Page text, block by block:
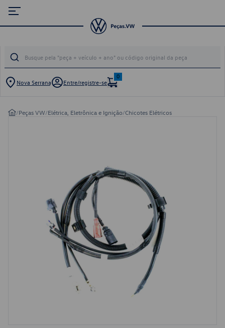
Nova Serrana Entre/registre-se
0
/Peças VW/Elétrica, Eletrônica e Ignição/Chicotes Elétricos